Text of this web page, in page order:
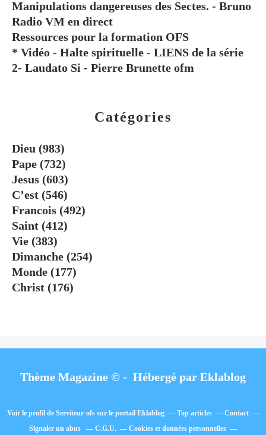
Catégories
Dieu (983)
Pape (732)
Jesus (603)
C’est (546)
Francois (492)
Saint (412)
Vie (383)
Dimanche (254)
Monde (177)
Christ (176)
Manipulations dangereuses des Sectes. - Bruno
Radio VM en direct
Ressources pour la formation OFS
* Vidéo - Halte spirituelle - LIENS de la série
2- Laudato Si - Pierre Brunette ofm
Thème Magazine © - Hébergé par Eklablog
Voir le profil de Serviteur-ofssur le portail Eklablog Top articles
Contact
Signaler un abus
C.G.U. Cookies et données personnelles